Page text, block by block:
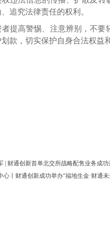
追究法律责任的权利。
提高警惕、注意辨别，不
款，切实保护自身合法权益
| 财通创新首单北交所战略配售业务成功
心丨财通创新成功举办“福地生金·财通